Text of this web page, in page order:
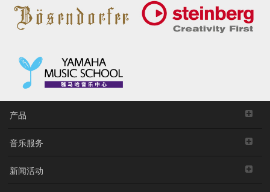
产品
音乐服务
新闻活动